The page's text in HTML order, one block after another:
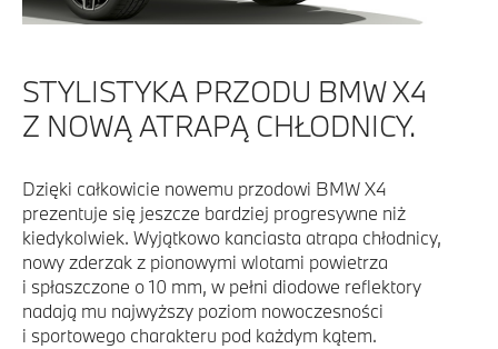
STYLISTYKA PRZODU BMW X4
Z NOWĄ ATRAPĄ CHŁODNICY.
Dzięki całkowicie nowemu przodowi BMW X4
prezentuje się jeszcze bardziej progresywne niż
kiedykolwiek. Wyjątkowo kanciasta atrapa chłodnicy,
nowy zderzak z pionowymi wlotami powietrza
i spłaszczone o 10 mm, w pełni diodowe reflektory
nadają mu najwyższy poziom nowoczesności
i sportowego charakteru pod każdym kątem.